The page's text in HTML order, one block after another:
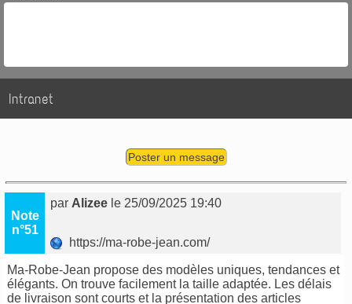
Intranet
Poster un message
Note
n°51
par Alizee le 25/09/2025 19:40
https://ma-robe-jean.com/
Ma-Robe-Jean propose des modèles uniques, tendances et
élégants. On trouve facilement la taille adaptée. Les délais
de livraison sont courts et la présentation des articles